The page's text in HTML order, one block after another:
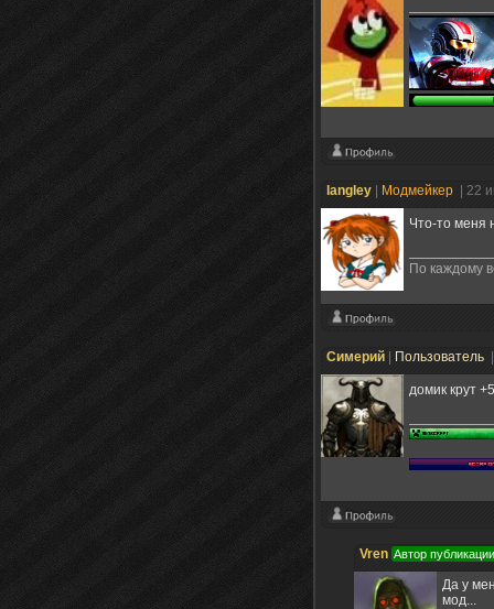
langley Модмейкер | 22
Что-то меня
По каждому
Симерий Пользователь
домик крут
Vren Автор публикации
Да у
мод...